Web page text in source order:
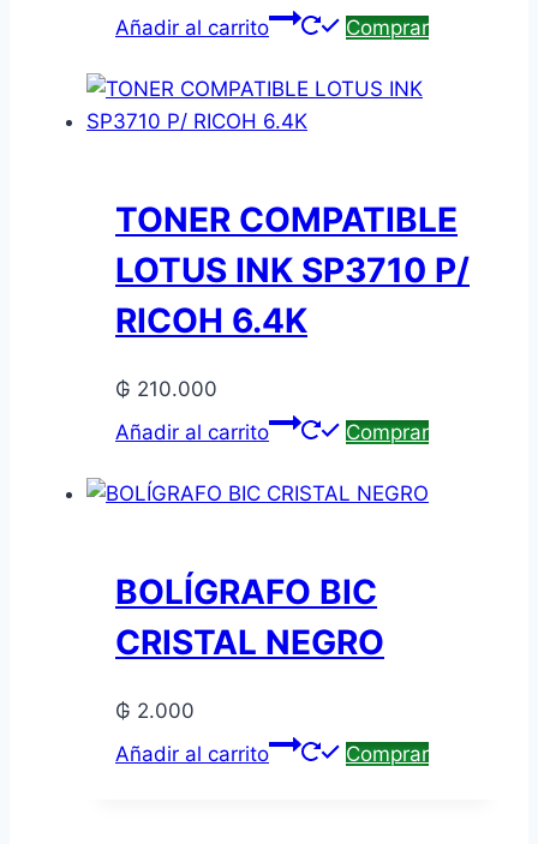
Añadir al carrito
Comprar
TONER COMPATIBLE
LOTUS INK SP3710 P/
RICOH 6.4K
₲ 210.000
Añadir al carrito
Comprar
BOLÍGRAFO BIC
CRISTAL NEGRO
₲ 2.000
Añadir al carrito
Comprar